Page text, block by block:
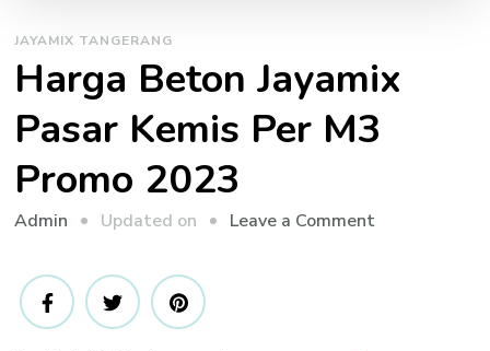
JAYAMIX TANGERANG
Harga Beton Jayamix
Pasar Kemis Per M3
Promo 2023
Admin Updated on Leave a Commenton